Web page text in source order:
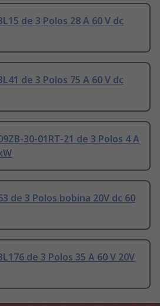
de 3 Polos 28 A 60 V dc
de 3 Polos 75 A 60 V dc
30-01RT-21 de 3 Polos 4 A
de 3 Polos bobina 20V dc 60
de 3 Polos 35 A 60 V 20V